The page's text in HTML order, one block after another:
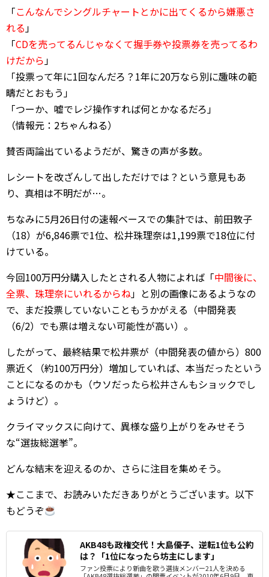
「こんなんでシングルチャートとかに出てくるから嫌悪さ
れる」
「CDを売ってるんじゃなくて握手券や投票券を売ってるわ
けだから」
「投票って年に1回なんだろ？1年に20万なら別に趣味の範
疇だとおもう」
「つーか、嘘でレジ操作すれば何とかなるだろ」
（情報元：2ちゃんねる）
賛否両論出ているようだが、驚きの声が多数。
レシートを改ざんして出しただけでは？という意見もあ
り、真相は不明だが…。
ちなみに5月26日付の速報ベースでの集計では、前田敦子
（18）が6,846票で1位、松井珠理奈は1,199票で18位に付
けている。
今回100万円分購入したとされる人物によれば「中間後に、
全票、珠理奈にいれるからね」と別の画像にあるようなの
で、まだ投票していないこともうかがえる（中間発表
（6/2）でも票は増えない可能性が高い）。
したがって、最終結果で松井票が（中間発表の値から）800
票近く（約100万円分）増加していれば、本当だったという
ことになるのかも（ウソだったら松井さんもショックでし
ょうけど）。
クライマックスに向けて、異様な盛り上がりをみせそう
な“選抜総選挙”。
どんな結末を迎えるのか、さらに注目を集めそう。
★ここまで、お読みいただきありがとうございます。以下
もどうぞ
AKB48も政権交代！大島優子、逆転1位も公約
は？「1位になったら坊主にします」
ファン投票により新曲を歌う選抜メンバー21人を決める